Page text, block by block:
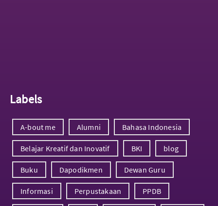
Labels
A-bout me Alumni Bahasa Indonesia
Belajar Kreatif dan Inovatif BKI blog
Buku Dapodikmen Dewan Guru
Informasi Perpustakaan PPDB